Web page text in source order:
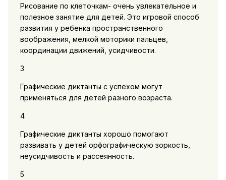
Рисование по клеточкам- очень увлекательное и
полезное занятие для детей. Это игровой способ
развития у ребенка пространственного
воображения, мелкой моторики пальцев,
координации движений, усидчивости.
3
Графические диктанты с успехом могут
применяться для детей разного возраста.
4
Графические диктанты хорошо помогают
развивать у детей орфографическую зоркость,
неусидчивость и рассеянность.
5